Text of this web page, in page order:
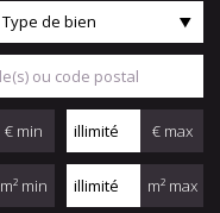
Type de bien
€ min € max
m² min m² max